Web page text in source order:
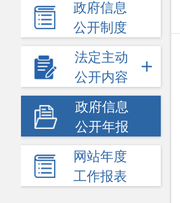
政府信息
公开制度
法定主动
公开内容
政府信息
公开年报
网站年度
工作报表